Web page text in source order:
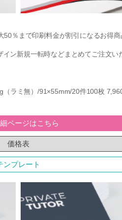
50％まで印刷料金が割引になるお得商
ン新規一転時などまとめてご注文い
（ラミ無）/91×55mm/20件100枚
ページはこちら
価格表
ンプレート